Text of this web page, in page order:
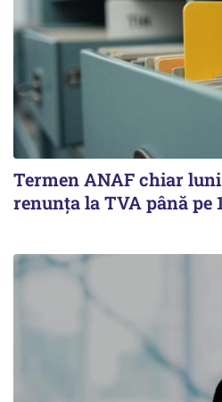
Termen ANAF chiar
renunța la TVA până pe